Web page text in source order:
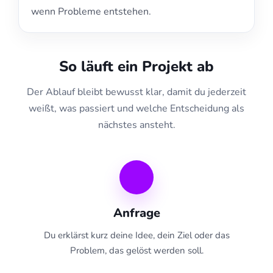
wenn Probleme entstehen.
So läuft ein Projekt ab
Der Ablauf bleibt bewusst klar, damit du jederzeit
weißt, was passiert und welche Entscheidung als
nächstes ansteht.
Anfrage
Du erklärst kurz deine Idee, dein Ziel oder das
Problem, das gelöst werden soll.